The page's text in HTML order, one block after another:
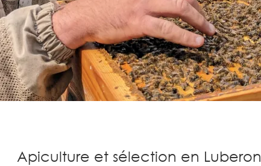
Apiculture et sélection en Luberon